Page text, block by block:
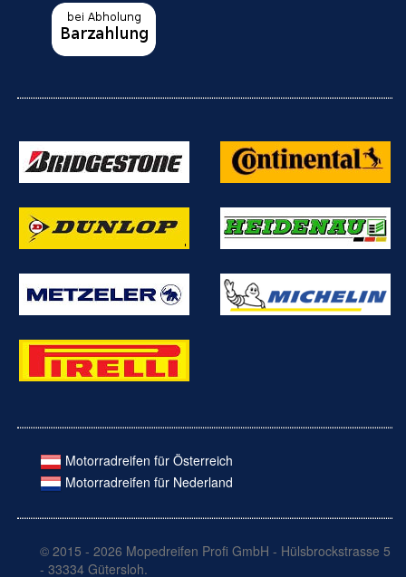
Motorradreifen für Österreich
Motorradreifen für Nederland
© 2015 - 2026 Mopedreifen Profi GmbH - Hülsbrockstrasse 5
- 33334 Gütersloh.